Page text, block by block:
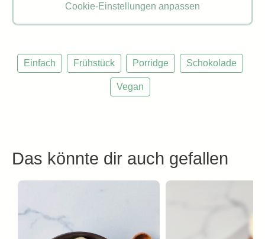
Cookie-Einstellungen anpassen
Einfach Frühstück Porridge Schokolade
Vegan
Das könnte dir auch gefallen